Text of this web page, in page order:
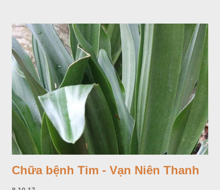
Chữa bệnh Tim - Vạn Niên Thanh